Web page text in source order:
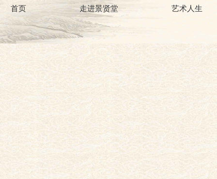
首页 走进景贤堂 艺术人生